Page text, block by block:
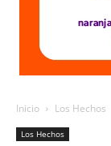
Inicio Los Hechos
Los Hechos